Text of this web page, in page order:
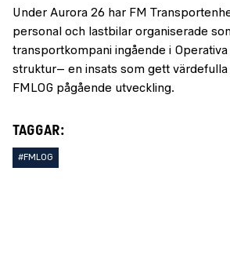
Under Aurora 26 har FM
personal och lastbilar organiserade
transportkompani ingående i
struktur– en insats som gett värdefulla
FMLOG pågående utveckling.
TAGGAR:
#FMLOG